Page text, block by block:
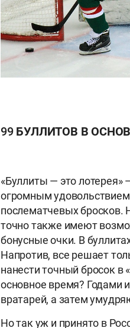
99 БУЛЛИТОВ В
«Буллиты — это
огромным
послематчевых бросков.
точно также имеют
бонусные очки. В
Напротив, все решает
нанести точный бросок в
основное время? Годами
вратарей, а затем
Но так уж и принято в